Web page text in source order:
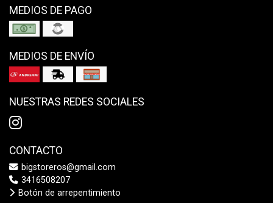
MEDIOS DE PAGO
MEDIOS DE ENVÍO
NUESTRAS REDES SOCIALES
CONTACTO
bigstoreros@gmail.com
3416508207
Botón de arrepentimiento